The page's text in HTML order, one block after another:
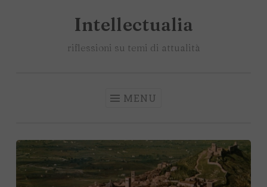
Intellectualia
riflessioni su temi di attualità
MENU